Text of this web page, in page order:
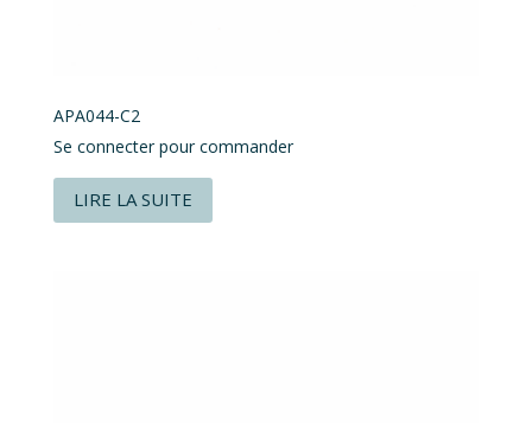
APA044-C2
Se connecter pour commander
LIRE LA SUITE